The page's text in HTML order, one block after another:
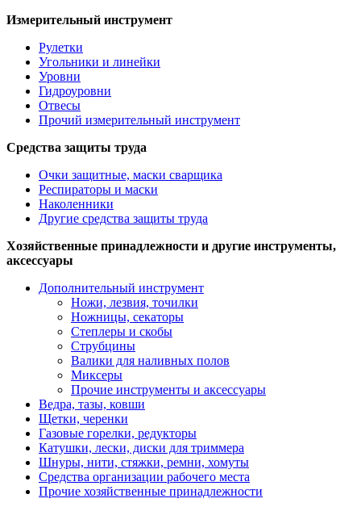
Измерительный инструмент
Рулетки
Угольники и линейки
Уровни
Гидроуровни
Отвесы
Прочий измерительный инструмент
Средства защиты труда
Очки защитные, маски сварщика
Респираторы и маски
Наколенники
Другие средства защиты труда
Хозяйственные принадлежности и другие инструменты,
аксессуары
Дополнительный инструмент
Ножи, лезвия, точилки
Ножницы, секаторы
Степлеры и скобы
Струбцины
Валики для наливных полов
Миксеры
Прочие инструменты и аксессуары
Ведра, тазы, ковши
Щетки, черенки
Газовые горелки, редукторы
Катушки, лески, диски для триммера
Шнуры, нити, стяжки, ремни, хомуты
Средства организации рабочего места
Прочие хозяйственные принадлежности